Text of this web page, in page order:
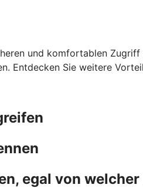
und komfortablen
Entdecken Sie weitere
egal von welcher